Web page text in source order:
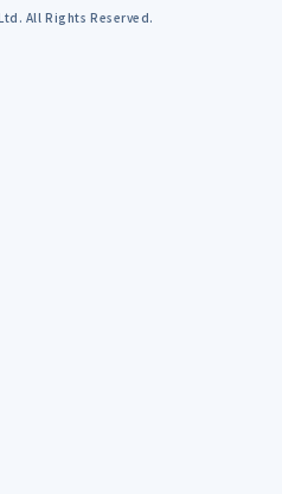
All Rights Reserved.